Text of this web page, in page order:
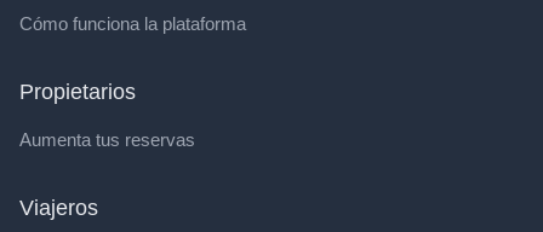
Cómo funciona la plataforma
Propietarios
Aumenta tus reservas
Viajeros